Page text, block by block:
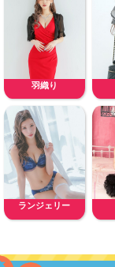
羽織り
ランジェリー